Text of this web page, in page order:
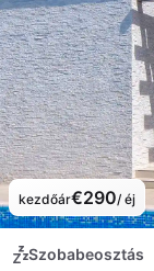
kezdőár€290/ éj
Szobabeosztás